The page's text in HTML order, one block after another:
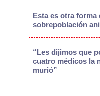
Esta es otra
sobrepoblación
“Les dijimos que
cuatro médicos la
murió”